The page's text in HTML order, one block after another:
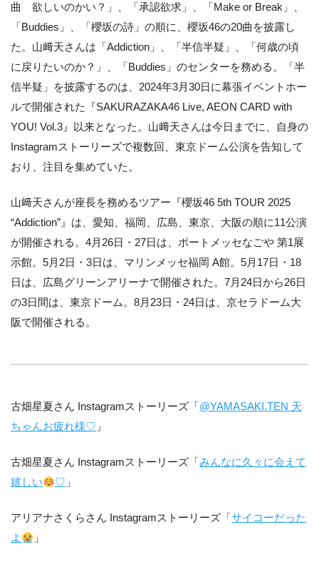
曲 欲しいのかい？」、「承認欲求」、「Make or Break」、
「Buddies」、「櫻坂の詩」の順に、櫻坂46の20曲を披露し
た。山﨑天さんは「Addiction」、「半信半疑」、「何歳の頃
に戻りたいのか？」、「Buddies」のセンターを務める。「半
信半疑」を披露するのは、2024年3月30日に幕張イベントホー
ルで開催された『SAKURAZAKA46 Live, AEON CARD with
YOU! Vol.3』以来となった。山﨑天さんは今日までに、自身の
Instagramストーリーズで複数回、東京ドーム公演を告知して
おり、注目を集めていた。
山﨑天さんが座長を務めるツアー『櫻坂46 5th TOUR 2025
“Addiction”』は、愛知、福岡、広島、東京、大阪の順に11公演
が開催される。4月26日・27日は、ポートメッセなごや 第1展
示館。5月2日・3日は、マリンメッセ福岡 A館。5月17日・18
日は、広島グリーンアリーナで開催された。7月24日から26日
の3日間は、東京ドーム。8月23日・24日は、京セラドーム大
阪で開催される。
古畑星夏さん Instagramストーリーズ「 @YAMASAKI.TEN 天
ちゃんお疲れ様♡ 」
古畑星夏さん Instagramストーリーズ「 みんなに久々に会えて
嬉しい
♡ 」
アリアナさくらさん Instagramストーリーズ「 サイコーだった
よ
」